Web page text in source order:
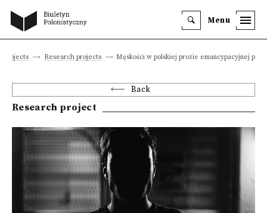
Menu
projects Research projects Męskości w polskiej prozie emancypacyjnej po
Back
Research project